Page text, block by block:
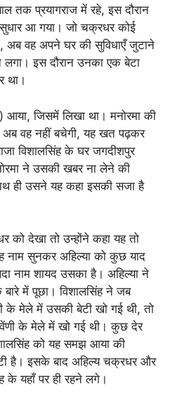
तक प्रयागराज में रहे, इस दौरान
आ गया। जो चक्रधर कोई
अब वह अपने घर की सुविधाएँ जुटाने
इस दौरान उनका एक बेटा
था।
जिसमें लिखा था। मनोरमा की
अब वह नहीं बचेगी, यह खत पढ़कर
विशालसिंह के घर जगदीशपुर
ने उसकी खबर ना लेने की
ही उसने यह कहा इसकी सजा है
को देखा तो उन्होंने कहा यह तो
सुनकर अहिल्या को कुछ याद
नाम शायद उसका है। अहिल्या ने
में पूछा। विशालसिंह ने जब
के मेले में उसकी बेटी खो गई थी, तो
के मेले में खो गई थी। कुछ देर
को यह समझ आया की
है। इसके बाद अहिल्य चक्रधर और
के यहाँ पर ही रहने लगे।